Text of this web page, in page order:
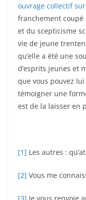
ouvrage collectif sur
franchement
et du scepticisme
vie de jeune
qu’elle a été une
d’esprits jeunes et
que vous pouvez
témoigner une
est de la laisser en
[1] Les autres :
[2] Vous me